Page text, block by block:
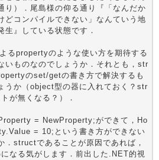
り）．尾島様の仰る通り『「なんだか
どコンパイルできない」なんていう地
生』している状態です．
るpropertyのような使い方を期待する
いものなのでしょうか．それとも，str
のset/getの書き方で解決するも
うか（object型の器に入れておく？str
が無くなる？）．
= NewProperty;ができて，Ho
= 10;という書き方ができない
．structであることが原因であれば，
なる気がします．前出した.NET的視